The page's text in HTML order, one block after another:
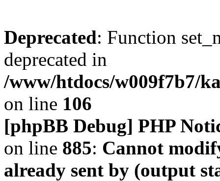
Deprecated: Function
deprecated in
/www/htdocs/w009f7b7/
on line 106
[phpBB Debug] PHP
on line 885: Cannot
already sent by (output